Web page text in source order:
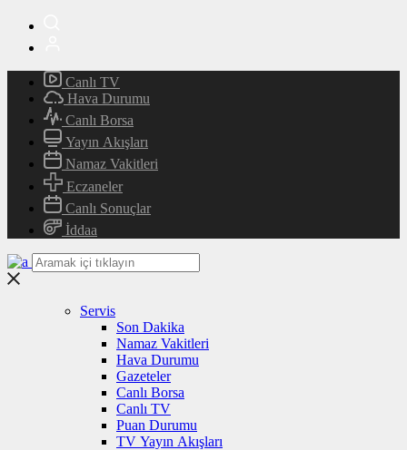
Canlı TV
Hava Durumu
Canlı Borsa
Yayın Akışları
Namaz Vakitleri
Eczaneler
Canlı Sonuçlar
İddaa
Servis
Son Dakika
Namaz Vakitleri
Hava Durumu
Gazeteler
Canlı Borsa
Canlı TV
Puan Durumu
TV Yayın Akışları